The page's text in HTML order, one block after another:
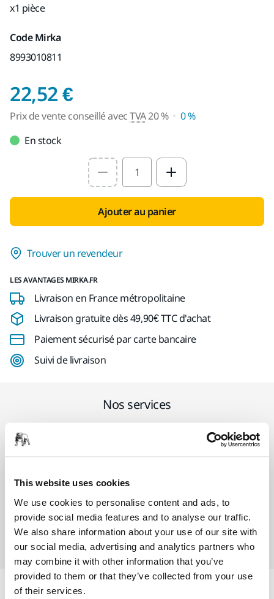
This website uses cookies
We use cookies to personalise content and ads, to
provide social media features and to analyse our traffic.
We also share information about your use of our site with
our social media, advertising and analytics partners who
may combine it with other information that you’ve
provided to them or that they’ve collected from your use
of their services.
x1 pièce
Code Mirka
8993010811
22,52 €Prix de vente
Prix de vente conseillé avecTVA20 %
0 %
En stock
Select quantity value
Ajouter au panier
Trouver un revendeur
LES AVANTAGES MIRKA.FR
Livraison en France métropolitaine
Livraison gratuite dès 49,90€ TTC d'achat
Paiement sécurisé par carte bancaire
Suivi de livraison
Nos services
Garantie 2 ans + 1 an offert pour les outils
Abrasifs & outils professionnels au service d'une
finition impeccable